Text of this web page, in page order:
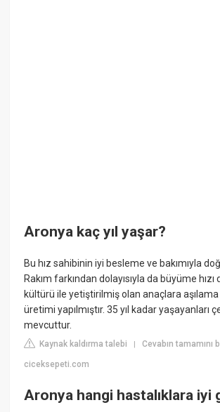
Aronya kaç yıl yaşar?
Bu hız sahibinin iyi besleme ve bakımıyla
Rakım farkından dolayısıyla da büyüme hızı
kültürü ile yetiştirilmiş olan anaçlara
üretimi yapılmıştır. 35 yıl kadar yaşayanları
mevcuttur.
Kaynak kaldırma talebi |Cevabın tamamını
ciceksepeti.com
Aronya hangi hastalıklara iyi